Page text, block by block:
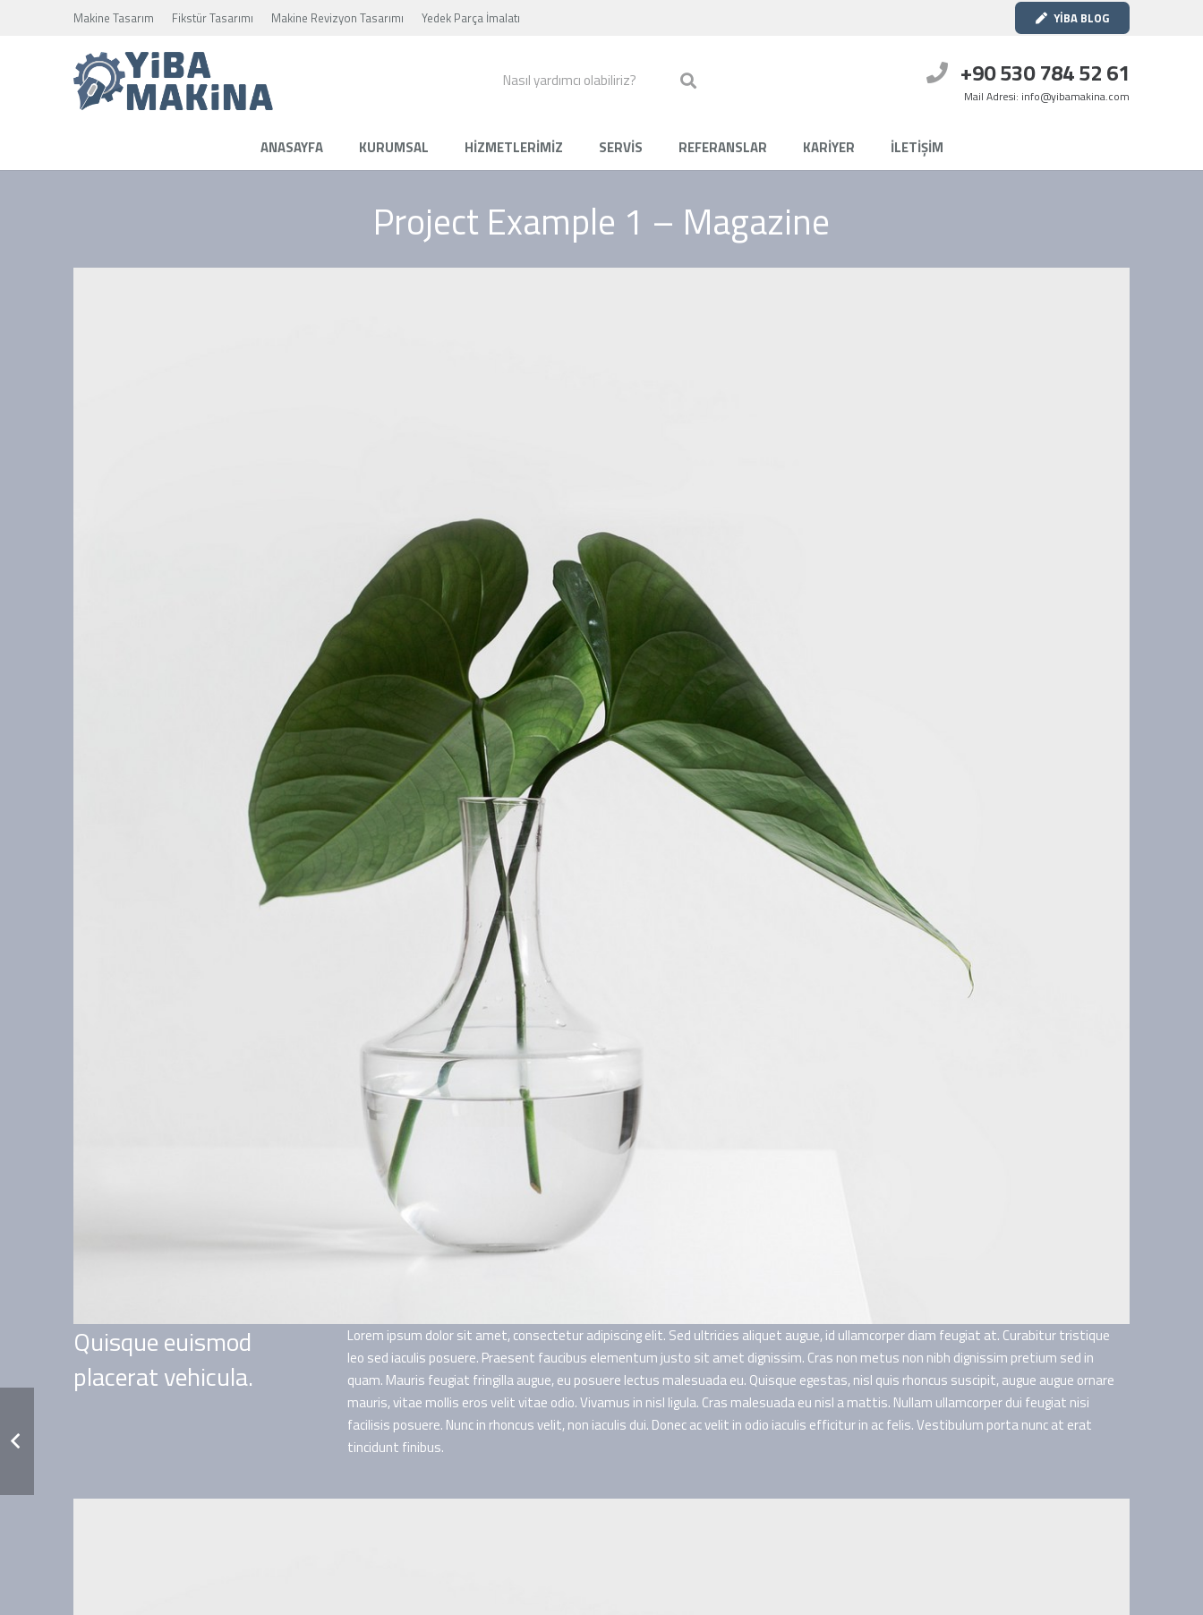
Makine Tasarım Fikstür Tasarımı Makine Revizyon Tasarımı Yedek Parça İmalatı YİBA BLOG
+90 530 784 52 61
Mail Adresi: info@yibamakina.com
ANASAYFA KURUMSAL HİZMETLERİMİZ SERVİS REFERANSLAR KARİYER İLETİŞİM
Project Example 1 – Magazine
Quisque euismod
placerat vehicula.
Lorem ipsum dolor sit amet, consectetur adipiscing elit. Sed ultricies aliquet augue, id ullamcorper diam feugiat at. Curabitur tristique
leo sed iaculis posuere. Praesent faucibus elementum justo sit amet dignissim. Cras non metus non nibh dignissim pretium sed in
quam. Mauris feugiat fringilla augue, eu posuere lectus malesuada eu. Quisque egestas, nisl quis rhoncus suscipit, augue augue ornare
mauris, vitae mollis eros velit vitae odio. Vivamus in nisl ligula. Cras malesuada eu nisl a mattis. Nullam ullamcorper dui feugiat nisi
facilisis posuere. Nunc in rhoncus velit, non iaculis dui. Donec ac velit in odio iaculis efficitur in ac felis. Vestibulum porta nunc at erat
tincidunt finibus.